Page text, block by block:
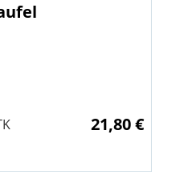
21,80 €